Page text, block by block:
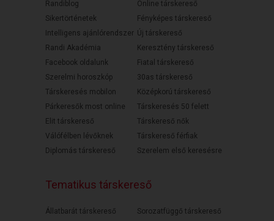
Randiblog
Sikertörténetek
Intelligens ajánlórendszer
Randi Akadémia
Facebook oldalunk
Szerelmi horoszkóp
Társkeresés mobilon
Párkeresők most online
Elit társkereső
Válófélben lévőknek
Diplomás társkereső
Online társkereső
Fényképes társkereső
Új társkereső
Keresztény társkereső
Fiatal társkereső
30as társkereső
Középkorú társkereső
Társkeresés 50 felett
Társkereső nők
Társkereső férfiak
Szerelem első keresésre
Tematikus társkereső
Állatbarát társkereső
Sorozatfüggő társkereső